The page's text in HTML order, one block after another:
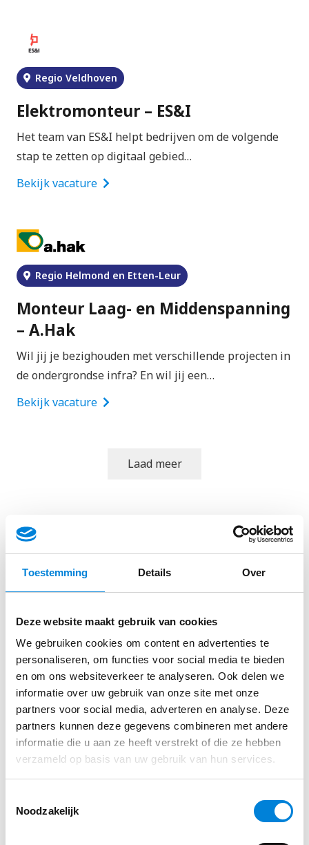
Toestemming Details Over
Deze website maakt gebruik van cookies
We gebruiken cookies om content en advertenties te
personaliseren, om functies voor social media te bieden
en om ons websiteverkeer te analyseren. Ook delen we
informatie over uw gebruik van onze site met onze
partners voor social media, adverteren en analyse. Deze
partners kunnen deze gegevens combineren met andere
informatie die u aan ze heeft verstrekt of die ze hebben
verzameld op basis van uw gebruik van hun services.
Noodzakelijk
Regio Veldhoven
Elektromonteur – ES&I
Het team van ES&I helpt bedrijven om de volgende
stap te zetten op digitaal gebied…
Bekijk vacature
Regio Helmond en Etten-Leur
Monteur Laag- en Middenspanning
– A.Hak
Wil jij je bezighouden met verschillende projecten in
de ondergrondse infra? En wil jij een…
Bekijk vacature
Laad meer